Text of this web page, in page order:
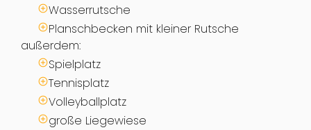
Wasserrutsche
Planschbecken mit kleiner Rutsche
außerdem:
Spielplatz
Tennisplatz
Volleyballplatz
große Liegewiese